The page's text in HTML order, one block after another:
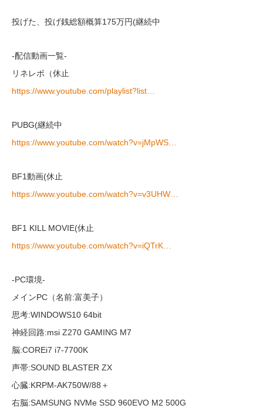
投げた、投げ銭総額概算175万円(継続中
-配信動画一覧-
リネレボ（休止
https://www.youtube.com/playlist?list…
PUBG(継続中
https://www.youtube.com/watch?v=jMpWS…
BF1動画(休止
https://www.youtube.com/watch?v=v3UHW…
BF1 KILL MOVIE(休止
https://www.youtube.com/watch?v=iQTrK…
-PC環境-
メインPC（名前:富美子）
思考:WINDOWS10 64bit
神経回路:msi Z270 GAMING M7
脳:COREi7 i7-7700K
声帯:SOUND BLASTER ZX
心臓:KRPM-AK750W/88＋
右脳:SAMSUNG NVMe SSD 960EVO M2 500G